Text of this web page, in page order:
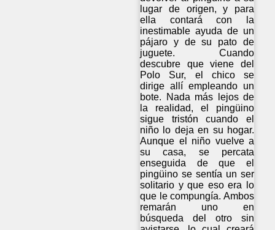
lugar de origen, y para
ella contará con la
inestimable ayuda de un
pájaro y de su pato de
juguete. Cuando
descubre que viene del
Polo Sur, el chico se
dirige allí empleando un
bote. Nada más lejos de
la realidad, el pingüino
sigue tristón cuando el
niño lo deja en su hogar.
Aunque el niño vuelve a
su casa, se percata
enseguida de que el
pingüino se sentía un ser
solitario y que eso era lo
que le compungía. Ambos
remarán uno en
búsqueda del otro sin